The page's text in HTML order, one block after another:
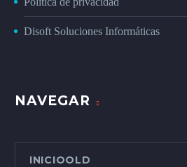
Disoft Soluciones Informáticas
NAVEGAR
INICIOOLD